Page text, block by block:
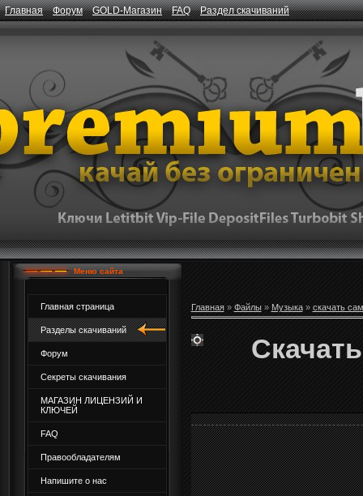
Главная Форум GOLD-Магазин FAQ Раздел скачиваний
Меню сайта
Главная страница
Разделы скачиваний
Форум
Секреты скачивания
МАГАЗИН ЛИЦЕНЗИЙ И
КЛЮЧЕЙ
FAQ
Правообладателям
Напишите о нас
Главная» Файлы» Музыка» скачать